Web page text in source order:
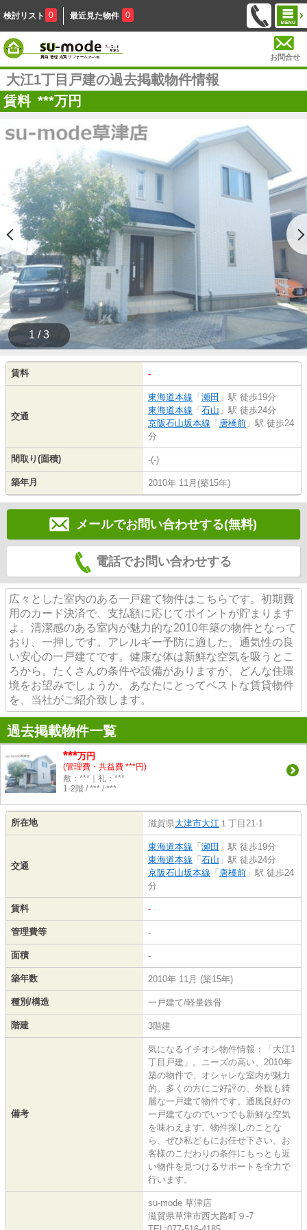
検討リスト 0 最近見た物件 0
お問合せ
大江1丁目戸建の過去掲載物件情報
賃料 ***万円
1 / 3
賃料 -
交通
東海道本線 「 瀬田 」駅 徒歩19分
東海道本線 「 石山 」駅 徒歩24分
京阪石山坂本線 「 唐橋前 」駅 徒歩24
分
間取り(面積) -(-)
築年月 2010年 11月(築15年)
メールでお問い合わせする(無料)
電話でお問い合わせする
広々とした室内のある一戸建て物件はこちらです。初期費
用のカード決済で、支払額に応じてポイントが貯まります
よ。清潔感のある室内が魅力的な2010年築の物件となって
おり、一押しです。アレルギー予防に適した、通気性の良
い安心の一戸建てです。健康な体は新鮮な空気を吸うとこ
ろから。たくさんの条件や設備がありますが、どんな住環
境をお望みでしょうか。あなたにとってベストな賃貸物件
を、当社がご紹介致します。
過去掲載物件一覧
***万円
(管理費・共益費 ***円)
敷：***｜礼：***
1-2階 / *** / ***
所在地 滋賀県大津市大江 １丁目21-1
交通
東海道本線 「 瀬田 」駅 徒歩19分
東海道本線 「 石山 」駅 徒歩24分
京阪石山坂本線 「 唐橋前 」駅 徒歩24
分
賃料 -
管理費等 -
面積 -
築年数 2010年 11月 (築15年)
種別/構造 一戸建て/軽量鉄骨
階建 3階建
備考
気になるイチオシ物件情報：「大江1
丁目戸建」。ニーズの高い、2010年
築の物件で、オシャレな室内が魅力
的。多くの方にご好評の、外観も綺
麗な一戸建て物件です。通風良好の
一戸建てなのでいつでも新鮮な空気
を味わえます。物件探しのことな
ら、ぜひ私どもにお任せ下さい。お
客様のこだわりの条件にもっとも近
い物件を見つけるサポートを全力で
行います。
su-mode 草津店
滋賀県草津市西大路町９-7